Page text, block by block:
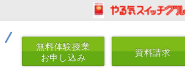
無料体験授業
お申し込み
資料請求